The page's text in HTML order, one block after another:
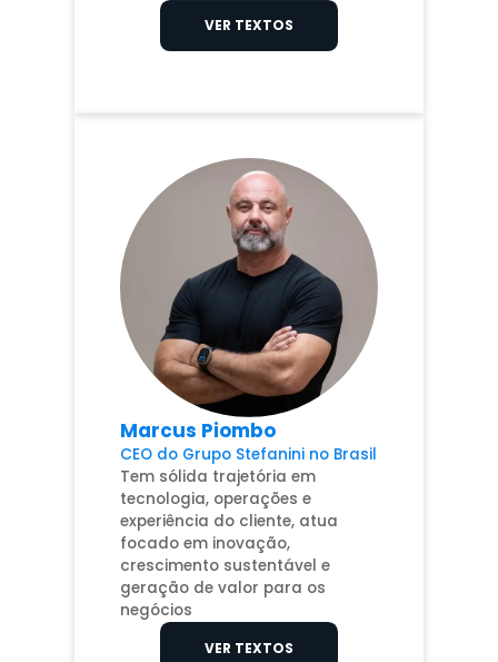
VER TEXTOS
Marcus Piombo
CEO do Grupo Stefanini no Brasil
Tem sólida trajetória em
tecnologia, operações e
experiência do cliente, atua
focado em inovação,
crescimento sustentável e
geração de valor para os
negócios
VER TEXTOS